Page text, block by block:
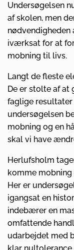
Undersøgelsen
af skolen, men
nødvendigheden
iværksat for at
mobning til livs.
Langt de fleste
De er stolte af at
faglige
undersøgelsen
mobning og en
skal vi have
Herlufsholm
komme
Her er
igangsat en
indebærer en
omfattende
udarbejdet med